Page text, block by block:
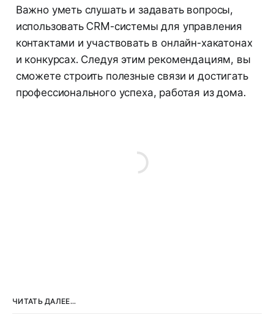
Важно уметь слушать и задавать вопросы,
использовать CRM-системы для управления
контактами и участвовать в онлайн-хакатонах
и конкурсах. Следуя этим рекомендациям, вы
сможете строить полезные связи и достигать
профессионального успеха, работая из дома.
ЧИТАТЬ ДАЛЕЕ...